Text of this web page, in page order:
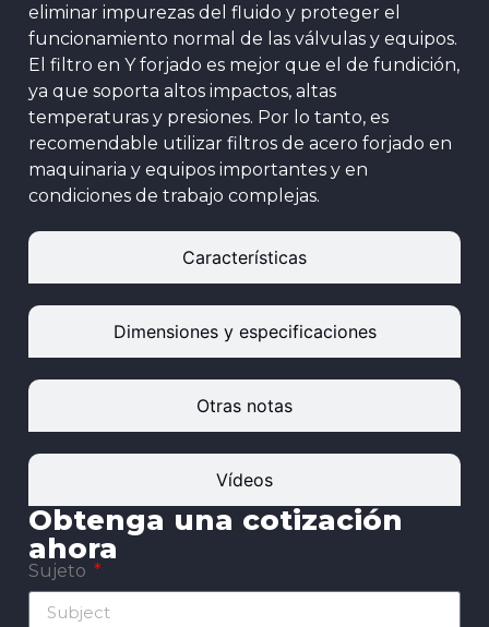
Características
Dimensiones y especificaciones
Otras notas
Vídeos
eliminar impurezas del fluido y proteger el
funcionamiento normal de las válvulas y equipos.
El filtro en Y forjado es mejor que el de fundición,
ya que soporta altos impactos, altas
temperaturas y presiones. Por lo tanto, es
recomendable utilizar filtros de acero forjado en
maquinaria y equipos importantes y en
condiciones de trabajo complejas.
Obtenga una cotización
ahora
Sujeto